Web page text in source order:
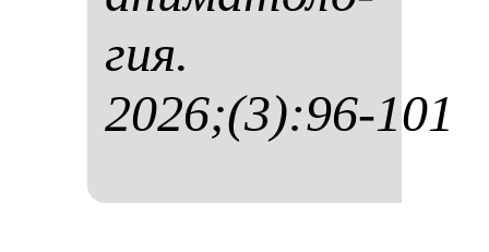
гия.
2026;(3):96-101